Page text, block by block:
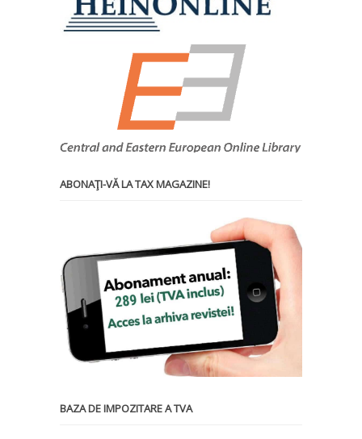
ABONAŢI-VĂ LA TAX MAGAZINE!
BAZA DE IMPOZITARE A TVA